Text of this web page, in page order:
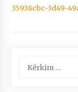
“JANINËS Ç’I PANË
26/05/2026
35938cbc-3d49-
për: